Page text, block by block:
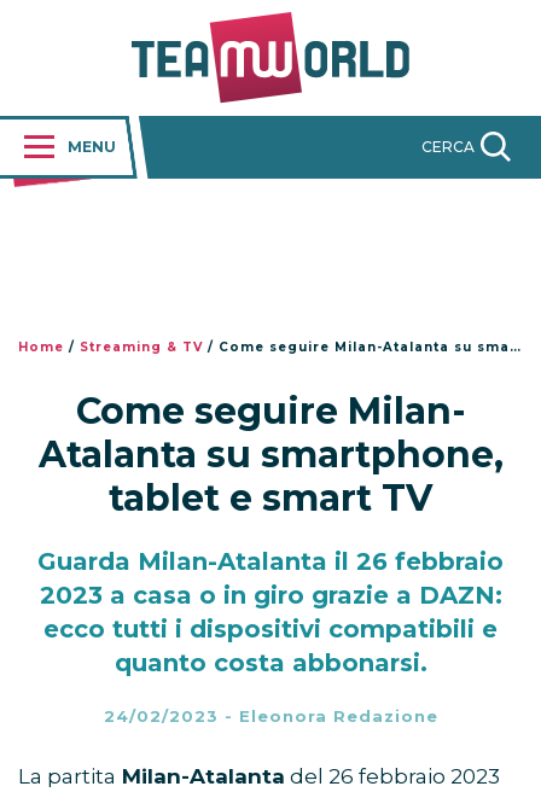
MENU CERCA
Home / Streaming & TV / Come seguire Milan-Atalanta su smartphone, tablet e smart TV
Come seguire Milan-
Atalanta su smartphone,
tablet e smart TV
Guarda Milan-Atalanta il 26 febbraio
2023 a casa o in giro grazie a DAZN:
ecco tutti i dispositivi compatibili e
quanto costa abbonarsi.
24/02/2023 - Eleonora Redazione
La partita Milan-Atalanta del 26 febbraio 2023